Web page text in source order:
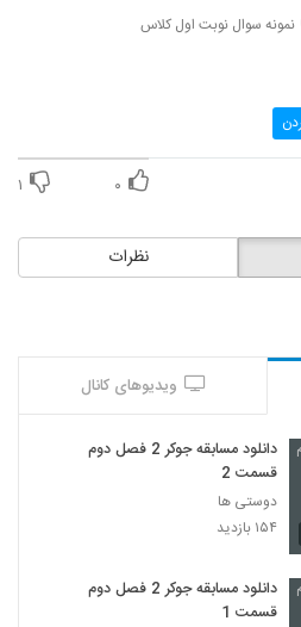
نمونه سوال نوبت اول کلاس
۰ ۱
نظرات
ویدیوهای کانال
دانلود مسابقه جوکر 2 فصل دوم
قسمت 2
دوستی ها
۱۵۴ بازدید
دانلود مسابقه جوکر 2 فصل دوم
قسمت 1